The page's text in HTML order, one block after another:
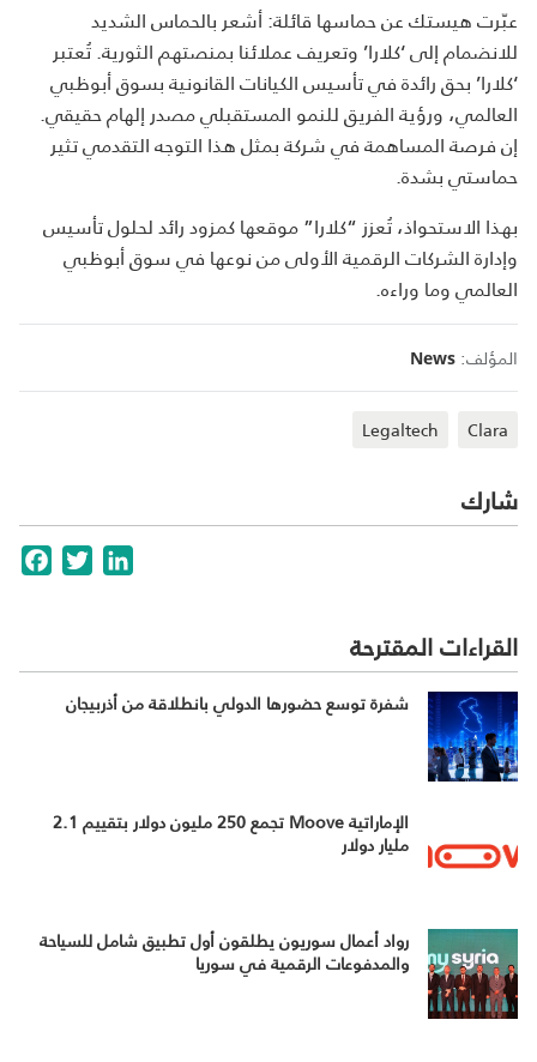
عبّرت هيستك عن حماسها قائلة:أشعر بالحماس الشديد
للانضمام إلى ‘كلارا’ وتعريف عملائنا بمنصتهم الثورية. تُعتبر
‘كلارا’ بحق رائدة في تأسيس الكيانات القانونية بسوق أبوظبي
العالمي، ورؤية الفريق للنمو المستقبلي مصدر إلهام حقيقي.
إن فرصة المساهمة في شركة بمثل هذا التوجه التقدمي تثير
حماستي بشدة.
بهذا الاستحواذ، تُعزز “كلارا” موقعها كمزود رائد لحلول تأسيس
وإدارة الشركات الرقمية الأولى من نوعها في سوق أبوظبي
العالمي وما وراءه.
المؤلف: News
Clara
Legaltech
شارك
TwitterLinkedIn
القراءات المقترحة
شفرة توسع حضورها الدولي بانطلاقة من أذربيجان
الإماراتية Moove تجمع 250 مليون دولار بتقييم 2.1
مليار دولار
رواد أعمال سوريون يطلقون أول تطبيق شامل للسياحة
والمدفوعات الرقمية في سوريا